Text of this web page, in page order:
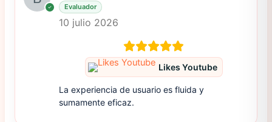
Evaluador
10 julio 2026
Likes Youtube
La experiencia de usuario es fluida y
sumamente eficaz.